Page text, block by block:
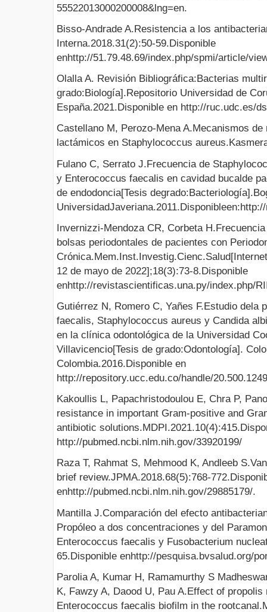
55522013000200008&lng=en.
Bisso-Andrade A.Resistencia a los
Interna.2018.31(2):50-59.Disponible
enhttp://51.79.48.69/index.php/spmi/article/
Olalla A. Revisión Bibliográfica:Bacterias
grado:Biología].Repositorio Universidad de
España.2021.Disponible en http://ruc.udc.es/
Castellano M, Perozo-Mena A.Mecanismos
lactámicos en Staphylococcus
Fulano C, Serrato J.Frecuencia de
y Enterococcus faecalis en cavidad bucalde
de endodoncia[Tesis
Invernizzi-Mendoza CR, Corbeta
bolsas periodontales de pacientes con
12 de mayo de 2022];18(3):73-8.Disponible
enhttp://revistascientificas.una.py/index.php/
Gutiérrez N, Romero C, Yañes F.Estudio dela
faecalis, Staphylococcus aureus y Candida
en la clínica odontológica de la Universidad
Villavicencio[Tesis de grado:Odontología].
Colombia.2016.Disponible en
http://repository.ucc.edu.co/handle/
Kakoullis L, Papachristodoulou E, Chra P,
resistance in important Gram-positive and
antibiotic
http://pubmed.ncbi.nlm.nih.gov/33920199/
Raza T, Rahmat S, Mehmood K, Andleeb
brief review.JPMA.2018.68(5):768-
enhttp://pubmed.ncbi.nlm.nih.gov/29885179/.
Mantilla J.Comparación del efecto
Propóleo a dos concentraciones y del
Enterococcus faecalis y Fusobacterium
65.Disponible enhttp://pesquisa.bvsalud.org/
Parolia A, Kumar H, Ramamurthy S
K, Fawzy A, Daood U, Pau A.Effect of
Enterococcus faecalis biofilm in the